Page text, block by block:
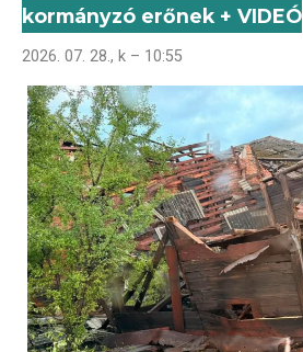
kormányzó erőnek + VIDEÓ
2026. 07. 28., k – 10:55